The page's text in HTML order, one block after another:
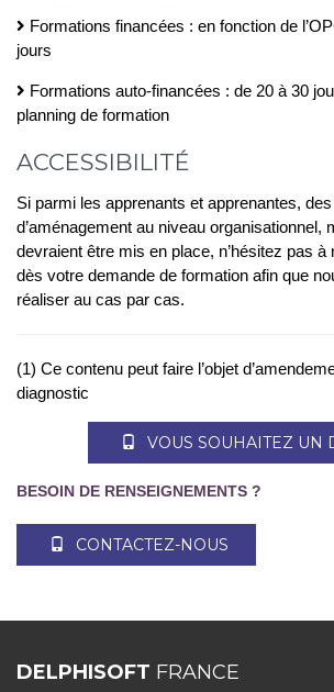
Formations financées : en fonction de
jours
Formations auto-financées : de 20 à 30
planning de formation
ACCESSIBILITÉ
Si parmi les apprenants et apprenantes,
d’aménagement au niveau organisationnel,
devraient être mis en place, n’hésitez pas à
dès votre demande de formation afin que
réaliser au cas par cas.
(1) Ce contenu peut faire l’objet
diagnostic
VOUS SOUHAITEZ UN
BESOIN DE RENSEIGNEMENTS ?
CONTACTEZ-NOUS
DELPHISOFT FRANCE